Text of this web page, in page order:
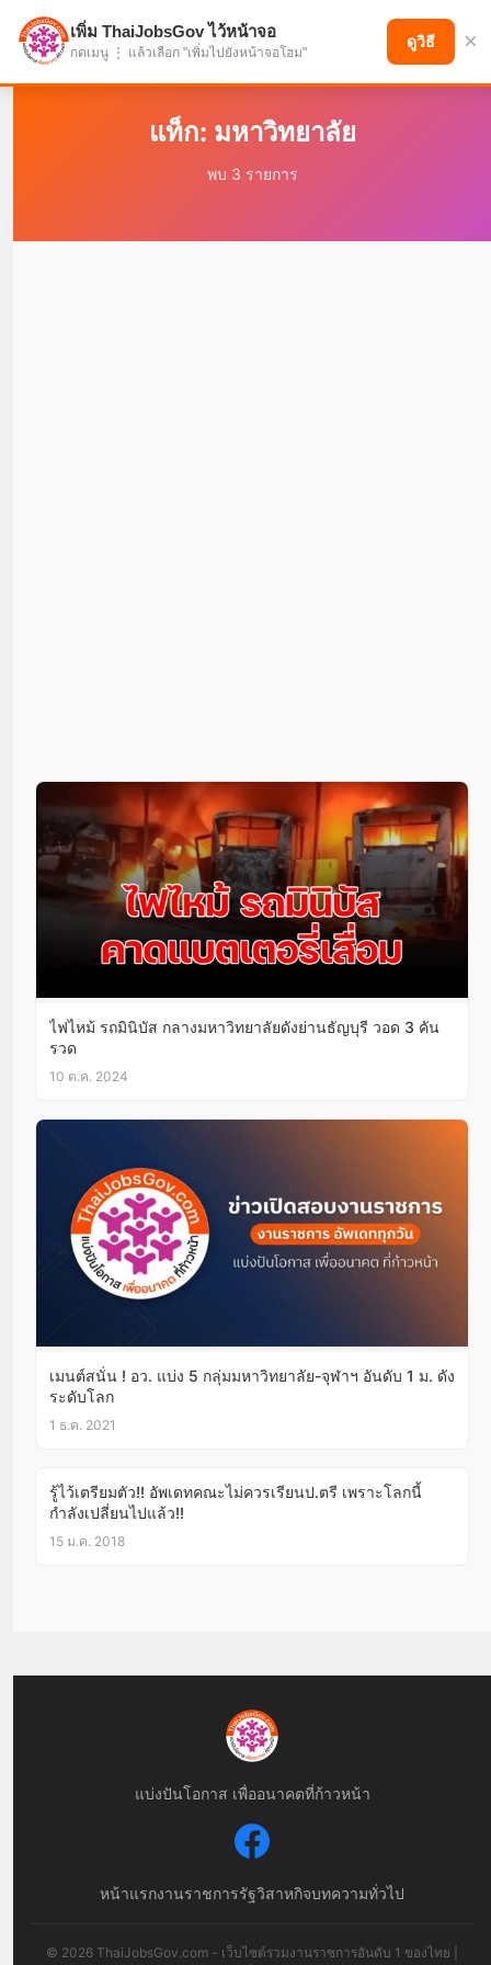
แบ่งปันโอกาส เพื่ออนาคตที่ก้าวหน้า
แท็ก: มหาวิทยาลัย
พบ 3 รายการ
ไฟไหม้ รถมินิบัส กลางมหาวิทยาลัยดังย่านธัญบุรี วอด 3 คัน
รวด
10 ต.ค. 2024
เมนต์สนั่น ! อว. แบ่ง 5 กลุ่มมหาวิทยาลัย-จุฬาฯ อันดับ 1 ม. ดัง
ระดับโลก
1 ธ.ค. 2021
รู้ไว้เตรียมตัว!! อัพเดทคณะไม่ควรเรียนป.ตรี เพราะโลกนี้
กำลังเปลี่ยนไปแล้ว!!
15 ม.ค. 2018
แบ่งปันโอกาส เพื่ออนาคตที่ก้าวหน้า
หน้าแรกงานราชการรัฐวิสาหกิจบทความทั่วไป
© 2026 ThaiJobsGov.com - เว็บไซต์รวมงานราชการอันดับ 1 ของไทย |
เพิ่ม ThaiJobsGov ไว้หน้าจอ
กดเมนู ⋮ แล้วเลือก "เพิ่มไปยังหน้าจอโฮม"
ดูวิธี ×